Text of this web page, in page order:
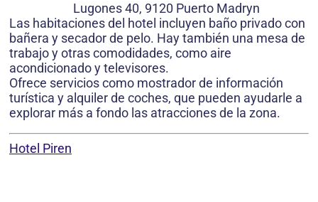
Lugones 40, 9120 Puerto Madryn
Las habitaciones del hotel incluyen baño privado con
bañera y secador de pelo. Hay también una mesa de
trabajo y otras comodidades, como aire
acondicionado y televisores.
Ofrece servicios como mostrador de información
turística y alquiler de coches, que pueden ayudarle a
explorar más a fondo las atracciones de la zona.
Hotel Piren